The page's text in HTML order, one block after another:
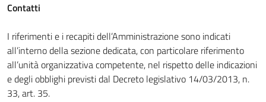
Contatti
I riferimenti e i recapiti dell’Amministrazione sono indicati
all’interno della sezione dedicata, con particolare riferimento
all’unità organizzativa competente, nel rispetto delle indicazioni
e degli obblighi previsti dal Decreto legislativo 14/03/2013, n.
33, art. 35.